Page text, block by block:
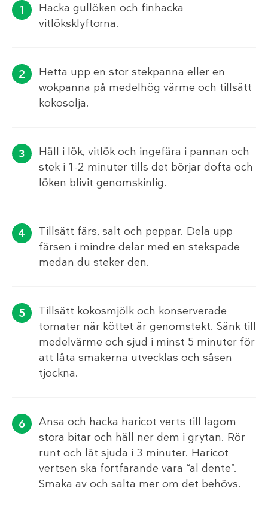
Hacka gullöken och finhacka
vitlöksklyftorna.
Hetta upp en stor stekpanna eller en
wokpanna på medelhög värme och tillsätt
kokosolja.
Häll i lök, vitlök och ingefära i pannan och
stek i 1-2 minuter tills det börjar dofta och
löken blivit genomskinlig.
Tillsätt färs, salt och peppar. Dela upp
färsen i mindre delar med en stekspade
medan du steker den.
Tillsätt kokosmjölk och konserverade
tomater när köttet är genomstekt. Sänk till
medelvärme och sjud i minst 5 minuter för
att låta smakerna utvecklas och såsen
tjockna.
Ansa och hacka haricot verts till lagom
stora bitar och häll ner dem i grytan. Rör
runt och låt sjuda i 3 minuter. Haricot
vertsen ska fortfarande vara “al dente”.
Smaka av och salta mer om det behövs.